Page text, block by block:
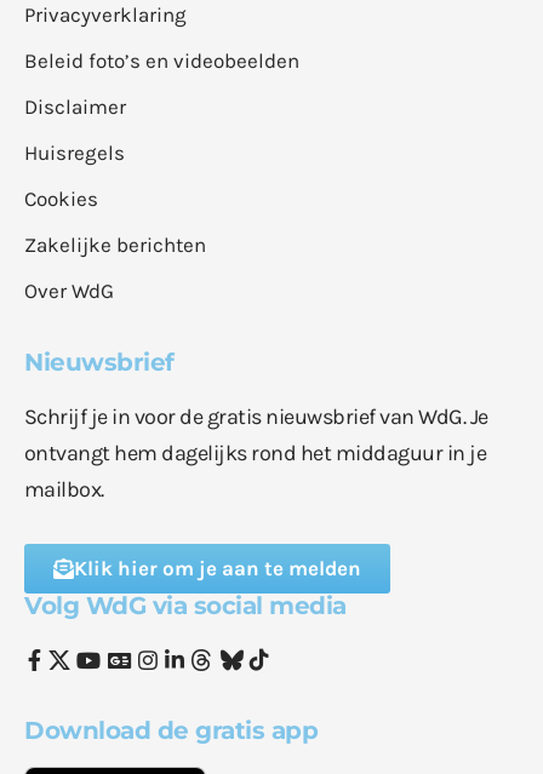
Privacyverklaring
Beleid foto’s en videobeelden
Disclaimer
Huisregels
Cookies
Zakelijke berichten
Over WdG
Nieuwsbrief
Schrijf je in voor de gratis nieuwsbrief van WdG. Je
ontvangt hem dagelijks rond het middaguur in je
mailbox.
Klik hier om je aan te melden
Volg WdG via social media
Download de gratis app